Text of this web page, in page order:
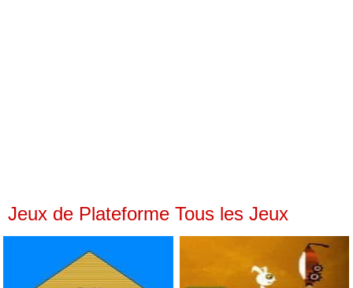
Jeux de Plateforme Tous les Jeux